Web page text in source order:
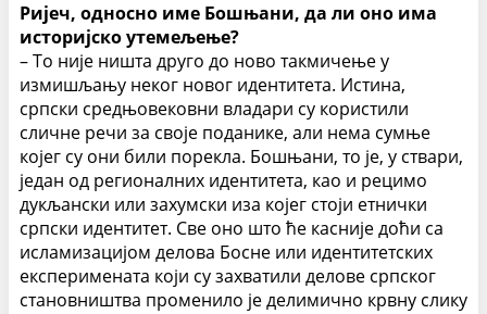
Ријеч, односно име Бошњани, да ли оно има
историјско утемељење?
– То није ништа друго до ново такмичење у
измишљању неког новог идентитета. Истина,
српски средњовековни владари су користили
сличне речи за своје поданике, али нема сумње
којег су они били порекла. Бошњани, то је, у ствари,
један од регионалних идентитета, као и рецимо
дукљански или захумски иза којег стоји етнички
српски идентитет. Све оно што ће касније доћи са
исламизацијом делова Босне или идентитетских
експеримената који су захватили делове српског
становништва променило је делимично крвну слику